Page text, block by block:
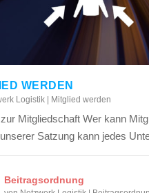
WERDEN
Logistik | Mitglied werden
Mitgliedschaft Wer kann
Satzung kann jedes
Beitragsordnung